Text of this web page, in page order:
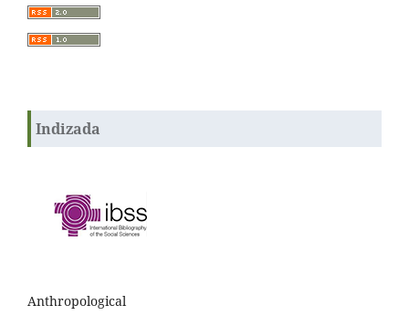
Indizada
Anthropological